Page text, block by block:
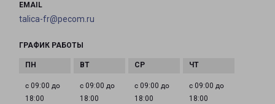
EMAIL
talica-fr@pecom.ru
ГРАФИК РАБОТЫ
с 09:00 до
18:00
с 09:00 до
18:00
с 09:00 до
18:00
с 09:00 до
18:00